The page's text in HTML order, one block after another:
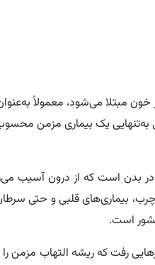
خون مبتلا می‌شود، معمولاً
به‌تنهایی یک بیماری مزمن
بدن است که از درون آسیب
است.
رفت که ریشه التهاب مزمن